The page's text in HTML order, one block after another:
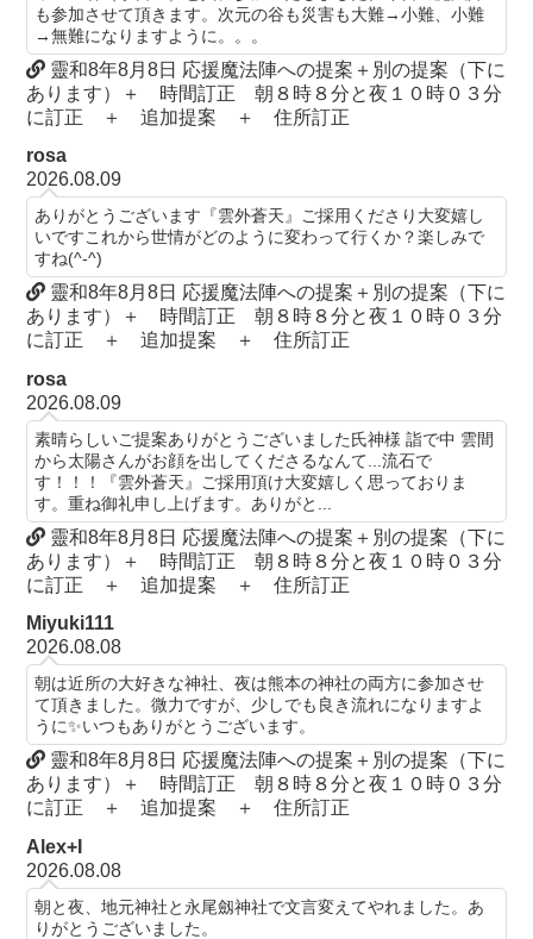
も参加させて頂きます。次元の谷も災害も大難→小難、小難
→無難になりますように。。。
靈和8年8月8日 応援魔法陣への提案＋別の提案（下に
あります）＋ 時間訂正 朝８時８分と夜１０時０３分
に訂正 ＋ 追加提案 ＋ 住所訂正
rosa
2026.08.09
ありがとうございます『雲外蒼天』ご採用くださり大変嬉し
いですこれから世情がどのように変わって行くか？楽しみで
すね(^-^)
靈和8年8月8日 応援魔法陣への提案＋別の提案（下に
あります）＋ 時間訂正 朝８時８分と夜１０時０３分
に訂正 ＋ 追加提案 ＋ 住所訂正
rosa
2026.08.09
素晴らしいご提案ありがとうございました氏神様 詣で中 雲間
から太陽さんがお顔を出してくださるなんて...流石で
す！！！『雲外蒼天』ご採用頂け大変嬉しく思っておりま
す。重ね御礼申し上げます。ありがと...
靈和8年8月8日 応援魔法陣への提案＋別の提案（下に
あります）＋ 時間訂正 朝８時８分と夜１０時０３分
に訂正 ＋ 追加提案 ＋ 住所訂正
Miyuki111
2026.08.08
朝は近所の大好きな神社、夜は熊本の神社の両方に参加させ
て頂きました。微力ですが、少しでも良き流れになりますよ
うに✨いつもありがとうございます。
靈和8年8月8日 応援魔法陣への提案＋別の提案（下に
あります）＋ 時間訂正 朝８時８分と夜１０時０３分
に訂正 ＋ 追加提案 ＋ 住所訂正
Alex+I
2026.08.08
朝と夜、地元神社と永尾劔神社で文言変えてやれました。あ
りがとうございました。